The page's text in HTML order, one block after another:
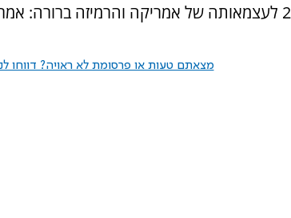
העילה: חגיגות ה-250 לעצמאותה של אמריקה והרמיזה
מצאתם טעות או פרסומת לא ראויה? דווחו